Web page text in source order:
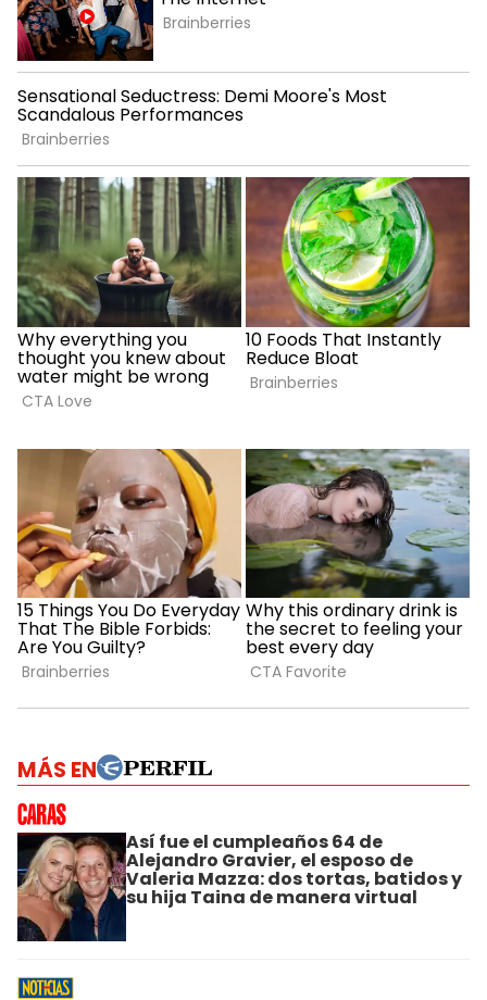
MÁS EN
Así fue el cumpleaños 64 de
Alejandro Gravier, el esposo de
Valeria Mazza: dos tortas, batidos y
su hija Taina de manera virtual